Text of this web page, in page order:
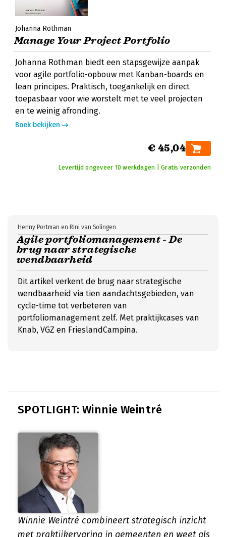
Johanna Rothman
Manage Your Project Portfolio
Johanna Rothman biedt een stapsgewijze aanpak
voor agile portfolio-opbouw met Kanban-boards en
lean principes. Praktisch, toegankelijk en direct
toepasbaar voor wie worstelt met te veel projecten
en te weinig afronding.
Boek bekijken
€ 45,04
Levertijd ongeveer 10 werkdagen | Gratis verzonden
Agile portfoliomanagement - De
brug naar strategische
wendbaarheid
Henny Portman en Rini van Solingen
Dit artikel verkent de brug naar strategische
wendbaarheid via tien aandachtsgebieden, van
cycle-time tot verbeteren van
portfoliomanagement zelf. Met praktijkcases van
Knab, VGZ en FrieslandCampina.
SPOTLIGHT: Winnie Weintré
Winnie Weintré combineert strategisch inzicht
met praktijkervaring in gemeenten en weet als